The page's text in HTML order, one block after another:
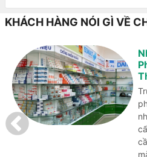
KHÁCH HÀNG NÓI GÌ VỀ